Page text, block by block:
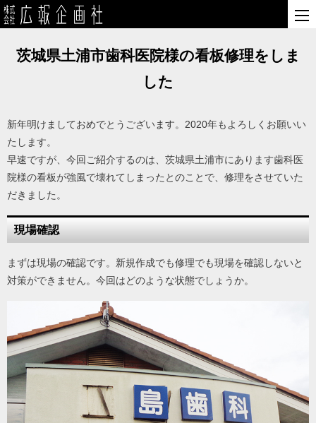
茨城県土浦市歯科医院様の看板修理をしま
した
新年明けましておめでとうございます。2020年もよろしくお願いい
たします。
早速ですが、今回ご紹介するのは、茨城県土浦市にあります歯科医
院様の看板が強風で壊れてしまったとのことで、修理をさせていた
だきました。
現場確認
まずは現場の確認です。新規作成でも修理でも現場を確認しないと
対策ができません。今回はどのような状態でしょうか。